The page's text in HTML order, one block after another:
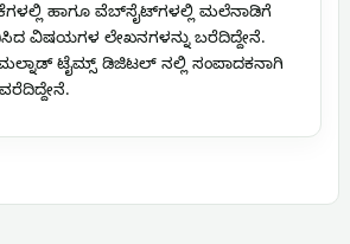
ಹಾಗೂ ವೆಬ್‌ಸೈಟ್‌ಗಳಲ್ಲಿ ಮಲೆನಾಡಿಗೆ
ವಿಷಯಗಳ ಲೇಖನಗಳನ್ನು ಬರೆದಿದ್ದೇನೆ.
ಮಲ್ನಾಡ್ ಟೈಮ್ಸ್ ಡಿಜಿಟಲ್ ನಲ್ಲಿ ಸಂಪಾದಕನಾಗಿ